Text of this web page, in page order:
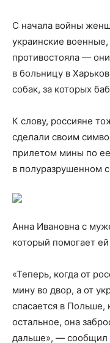
С начала войны
украинские
противостояла —
в больницу в
собак, за которых
К слову, россияне
сделали своим
прилетом мины по
в полуразрушенном
Анна Ивановна с
который помогает ей
«Теперь, когда от
мину во двор, а от
спасается в Польше,
остальное, она
дальше», — сообщил